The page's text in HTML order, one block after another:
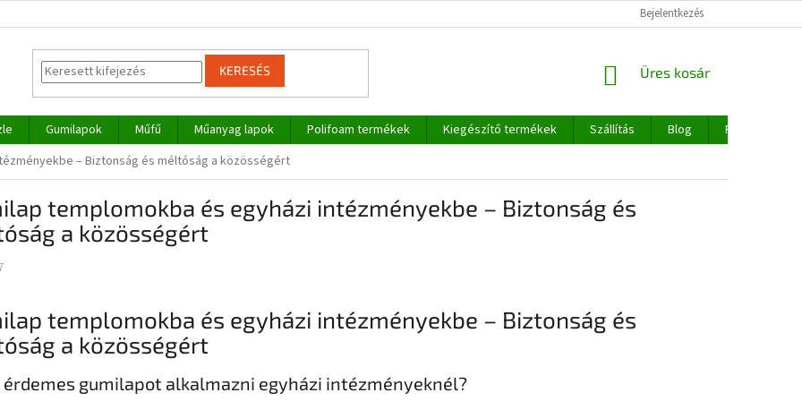
Bejelentkezés
KERESÉS KOSÁR
Üres kosár
Gumilapok Műfű Műanyag lapok Polifoam termékek Kiegészítő termékek Szállítás Blog
Rólunk
– Biztonság és méltóság a közösségért
templomokba és egyházi intézményekbe – Biztonság és
a közösségért
templomokba és egyházi intézményekbe – Biztonság és
a közösségért
gumilapot alkalmazni egyházi intézményeknél?